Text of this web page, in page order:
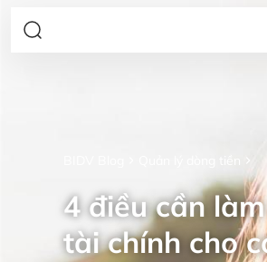
4 điều cần
tài chính cho